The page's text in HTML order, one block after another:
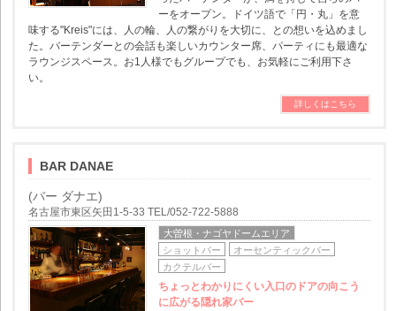
ーをオープン。ドイツ語で「円・丸」を意
味する"Kreis"には、人の輪、人の繋がりを大切に、との想いを込めまし
た。バーテンダーとの会話も楽しいカウンター席、パーティにも最適な
ラウンジスペース。お1人様でもグループでも、お気軽にご利用下さ
い。
詳しくはこちら
BAR DANAE
(バー ダナエ)
名古屋市東区矢田1-5-33 TEL/052-722-5888
大曽根・ナゴヤドームエリア
ショットバー
オーセンティックバー
カクテルバー
ちょっとわかりにくい入口のドアの向こう
に広がる隠れ家バー